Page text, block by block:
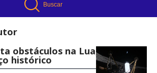
Buscar
obstáculos na Lua, mas
histórico